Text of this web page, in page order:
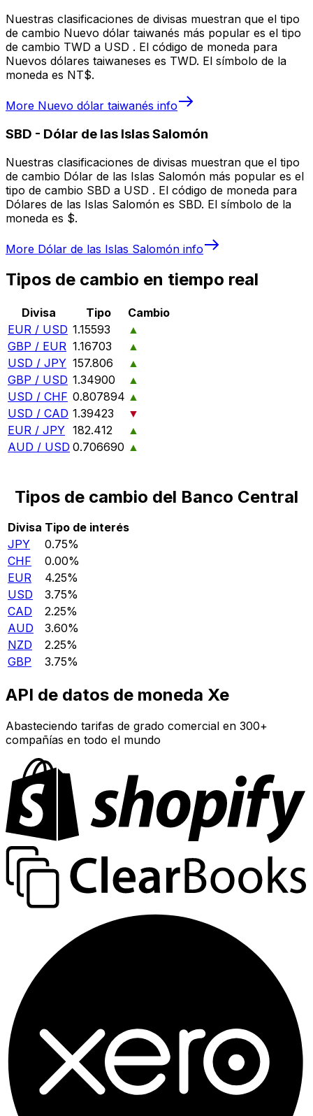
Nuestras clasificaciones de divisas muestran que el tipo
de cambio Nuevo dólar taiwanés más popular es el tipo
de cambio TWD a USD . El código de moneda para
Nuevos dólares taiwaneses es TWD. El símbolo de la
moneda es NT$.
More Nuevo dólar taiwanés info
SBD - Dólar de las Islas Salomón
Nuestras clasificaciones de divisas muestran que el tipo
de cambio Dólar de las Islas Salomón más popular es el
tipo de cambio SBD a USD . El código de moneda para
Dólares de las Islas Salomón es SBD. El símbolo de la
moneda es $.
More Dólar de las Islas Salomón info
Tipos de cambio en tiempo real
Divisa Tipo
Cambio
EUR / USD 1.15593
▲
GBP / EUR 1.16703
▲
USD / JPY 157.806
▲
GBP / USD 1.34900
▲
USD / CHF 0.807894 ▲
USD / CAD 1.39423
▼
EUR / JPY 182.412
▲
AUD / USD 0.706690 ▲
Tipos de cambio del Banco Central
Divisa Tipo de interés
JPY
0.75%
CHF
0.00%
EUR
4.25%
USD
3.75%
CAD
2.25%
AUD
3.60%
NZD
2.25%
GBP
3.75%
API de datos de moneda Xe
Abasteciendo tarifas de grado comercial en 300+
compañías en todo el mundo